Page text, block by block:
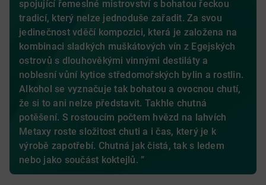
spojující řemeslné mistrovství s bohatou řeckou
tradicí, který nelze jednoduše zařadit. Za svou
jedinečnost vděčí kompozici, která je založena na
kombinaci sladkých muškátových vín z Egejských
ostrovů s dlouhověkými vinnými destiláty a
noblesní vůní kytice středomořských bylin a rostlin.
Alkohol se vyznačuje tak bohatou a ovocnou chutí,
že si to ani nelze představit. Takhle chutná
potěšení. S rostoucím počtem hvězd na lahvích
Metaxy roste složitost chuti a i čas, který je k
výrobě zapotřebí. Chutná jak čistá, tak s ledem
nebo jako součást koktejlů. ”